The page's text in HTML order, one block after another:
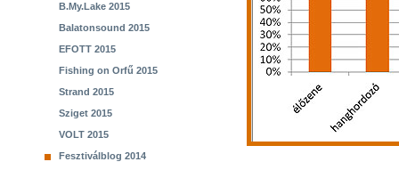
B.My.Lake 2015
Balatonsound 2015
EFOTT 2015
Fishing on Orfű 2015
Strand 2015
Sziget 2015
VOLT 2015
Fesztiválblog 2014